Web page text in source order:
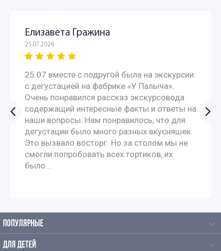
Экскурсии для школьников 4 класса
Интересные экскурсии для 5 класса в Москве
Экскурсии для школьников 5 класса в Москве на
фабрику
Экскурсии для школьников 5 класса на производство в
Москве
Елизавета Гражина
25.07.2026
25.07 вместе с подругой была на экскурсии
с дегустацией на фабрике «У Палыча».
Очень понравился рассказ экскурсовода
содержащий интересные факты и ответы на
наши вопросы. Нам понравилось, что для
дегустации было много разных вкусняшек.
Это вызвало восторг. Но за столом мы не
смогли попробовать всех тортиков, их
было...
ПОПУЛЯРНЫЕ
ДЛЯ ДЕТЕЙ